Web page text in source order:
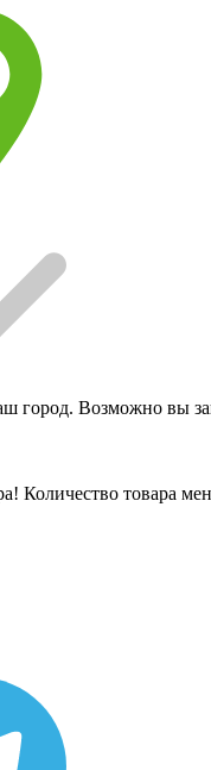
город. Возможно вы
Количество товара